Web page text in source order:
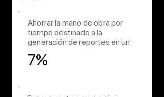
Ahorrar la mano de obra por
tiempo destinado a la
generación de reportes en un
7%